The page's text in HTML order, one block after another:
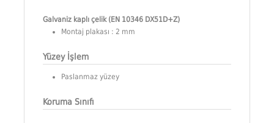
Galvaniz kaplı çelik (EN 10346 DX51D+Z)
Montaj plakası : 2 mm
Yüzey İşlem
Paslanmaz yüzey
Koruma Sınıfı